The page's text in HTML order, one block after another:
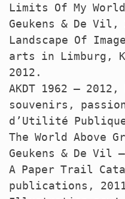
Limits Of My
Geukens & De Vil,
Landscape Of
arts in Limburg,
2012.
AKDT 1962 –
souvenirs,
d’Utilité
The World Above
Geukens & De Vil
A Paper Trail
publications,